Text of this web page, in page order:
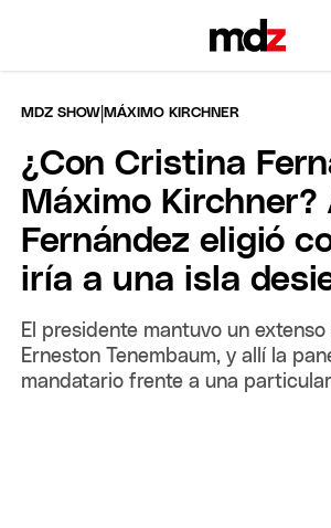
MDZ SHOW |MÁXIMO KIRCHNER
¿Con Cristina
Máximo Kirchner?
Fernández eligió
iría a una isla
El presidente mantuvo un
Erneston Tenembaum, y allí la
mandatario frente a una